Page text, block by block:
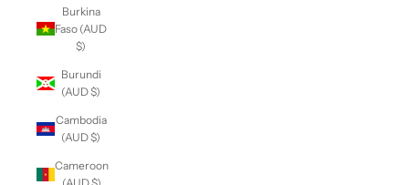
Burkina
Faso (AUD
$)
Burundi
(AUD $)
Cambodia
(AUD $)
Cameroon